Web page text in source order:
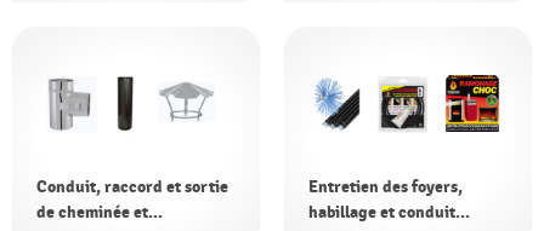
Conduit, raccord et sortie
de cheminée et...
Entretien des foyers,
habillage et conduit...